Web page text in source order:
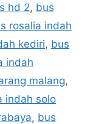
hd 2, bus
rosalia indah
kediri, bus
indah
malang,
indah solo
, bus